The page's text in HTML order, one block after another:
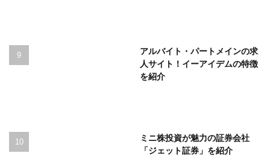
アルバイト・パートメインの求
人サイト！イーアイデムの特徴
を紹介
ミニ株投資が魅力の証券会社
「ジェット証券」を紹介